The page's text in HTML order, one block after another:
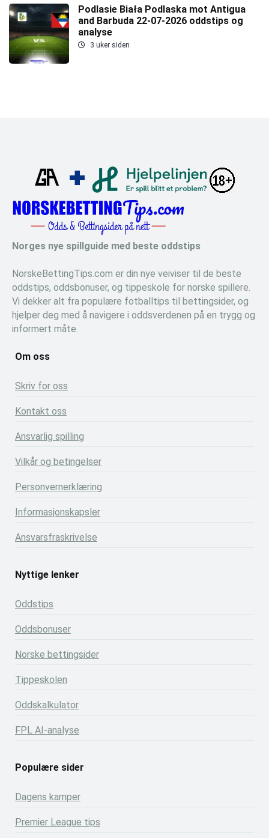
Podlasie Biała Podlaska mot Antigua
and Barbuda 22-07-2026 oddstips og
analyse
3 uker siden
Norges nye spillguide med beste oddstips
NorskeBettingTips.com er din nye veiviser til de beste
oddstips, oddsbonuser, og tippeskole for norske spillere.
Vi dekker alt fra populære fotballtips til bettingsider, og
hjelper deg med å navigere i oddsverdenen på en trygg og
informert måte.
Om oss
Skriv for oss
Kontakt oss
Ansvarlig spilling
Vilkår og betingelser
Personvernerklæring
Informasjonskapsler
Ansvarsfraskrivelse
Nyttige lenker
Oddstips
Oddsbonuser
Norske bettingsider
Tippeskolen
Oddskalkulator
FPL AI-analyse
Populære sider
Dagens kamper
Premier League tips